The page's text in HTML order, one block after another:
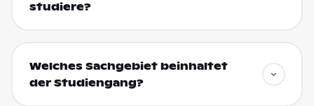
studiere?
Welches Sachgebiet beinhaltet
der Studiengang?